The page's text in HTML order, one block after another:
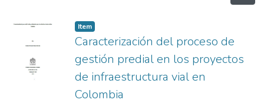
Item
Caracterización del proceso de
gestión predial en los proyectos
de infraestructura vial en
Colombia